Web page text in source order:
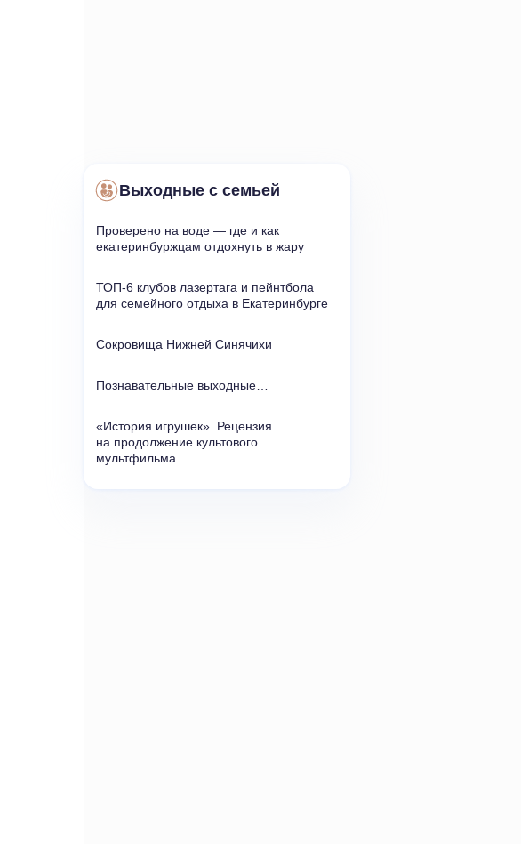
Выходные с семьей
Проверено на воде — где и как
екатеринбуржцам отдохнуть в жару
ТОП-6 клубов лазертага и пейнтбола
для семейного отдыха в Екатеринбурге
Сокровища Нижней Синячихи
Познавательные выходные…
«История игрушек». Рецензия
на продолжение культового
мультфильма